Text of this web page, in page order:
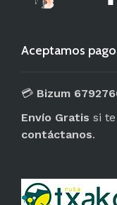
Aceptamos
💳 Bizum
Envío Gratis si
contáctanos.